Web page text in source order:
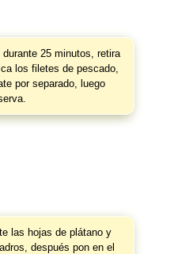
25 minutos, retira
los filetes de pescado,
por separado, luego
las hojas de plátano y
después pon en el